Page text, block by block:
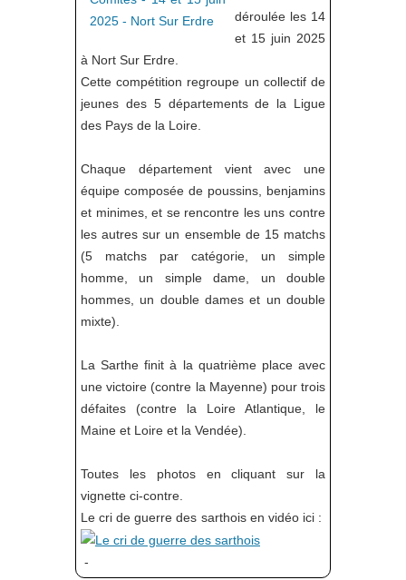
déroulée les 14
et 15 juin 2025
à Nort Sur Erdre.
Cette compétition regroupe un collectif de
jeunes des 5 départements de la Ligue
des Pays de la Loire.
Chaque département vient avec une
équipe composée de poussins, benjamins
et minimes, et se rencontre les uns contre
les autres sur un ensemble de 15 matchs
(5 matchs par catégorie, un simple
homme, un simple dame, un double
hommes, un double dames et un double
mixte).
La Sarthe finit à la quatrième place avec
une victoire (contre la Mayenne) pour trois
défaites (contre la Loire Atlantique, le
Maine et Loire et la Vendée).
Toutes les photos en cliquant sur la
vignette ci-contre.
Le cri de guerre des sarthois en vidéo ici :
-